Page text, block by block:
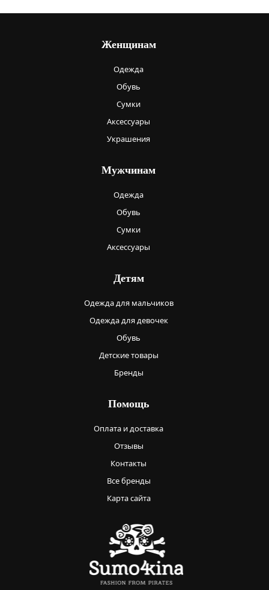
Женщинам
Одежда
Обувь
Сумки
Аксессуары
Украшения
Мужчинам
Одежда
Обувь
Сумки
Аксессуары
Детям
Одежда для мальчиков
Одежда для девочек
Обувь
Детские товары
Бренды
Помощь
Оплата и доставка
Отзывы
Контакты
Все бренды
Карта сайта